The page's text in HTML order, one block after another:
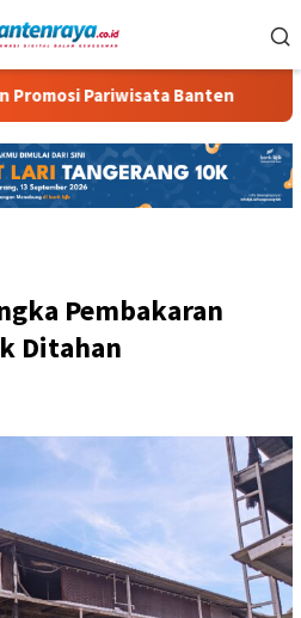
Banten KKM
Pembakaran
Ditahan